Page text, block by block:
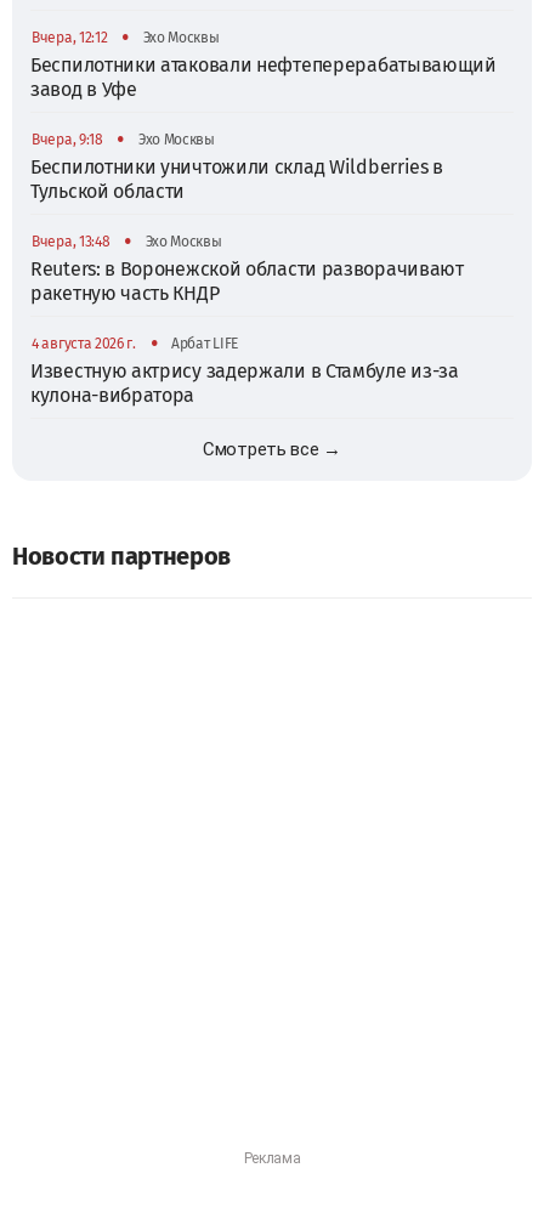
Вчера, 12:12 • Эхо Москвы
Беспилотники атаковали нефтеперерабатывающий
завод в Уфе
Вчера, 9:18 • Эхо Москвы
Беспилотники уничтожили склад Wildberries в
Тульской области
Вчера, 13:48 • Эхо Москвы
Reuters: в Воронежской области разворачивают
ракетную часть КНДР
4 августа 2026 г. • Арбат LIFE
Известную актрису задержали в Стамбуле из-за
кулона-вибратора
Смотреть все →
Новости партнеров